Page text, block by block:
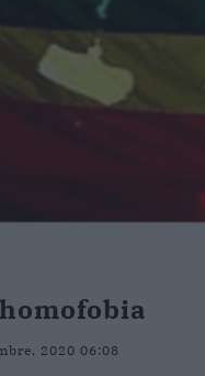
2020 06:08